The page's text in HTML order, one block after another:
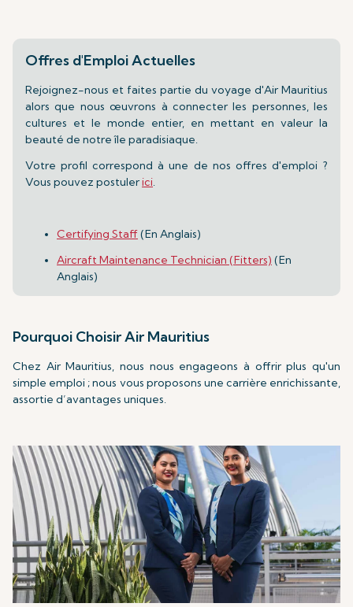
Offres d'Emploi Actuelles
Rejoignez-nous et faites partie du voyage d'Air Mauritius
alors que nous œuvrons à connecter les personnes, les
cultures et le monde entier, en mettant en valeur la
beauté de notre île paradisiaque.
Votre profil correspond à une de nos offres d'emploi ?
Vous pouvez postulerici.
Certifying Staff(En Anglais)
Aircraft Maintenance Technician (Fitters) (En
Anglais)
Pourquoi Choisir Air Mauritius
Chez Air Mauritius, nous nous engageons à offrir plus qu'un
simple emploi ; nous vous proposons une carrière enrichissante,
assortie d’avantages uniques.